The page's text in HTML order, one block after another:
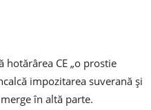
hotărârea CE „o prostie
impozitarea suverană și
în altă parte.